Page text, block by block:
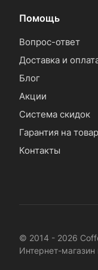
Помощь
Вопрос-ответ
Доставка и
Блог
Акции
Система скидок
Гарантия на товар
Контакты
© 2014 - 2026
Интернет-